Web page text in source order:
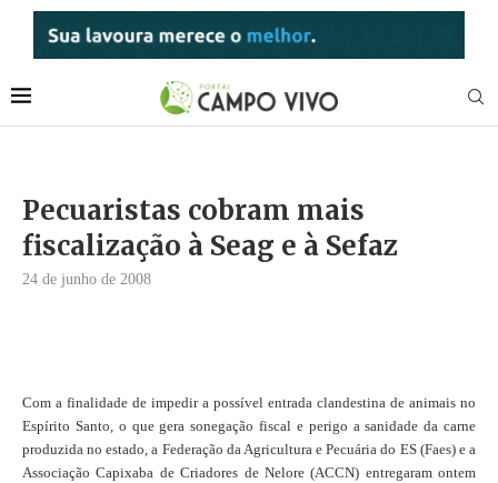
Pecuaristas cobram mais
fiscalização à Seag e à Sefaz
24 de junho de 2008
Com a finalidade de impedir a possível entrada clandestina de animais no
Espírito Santo, o que gera sonegação fiscal e perigo a sanidade da carne
produzida no estado, a Federação da Agricultura e Pecuária do ES (Faes) e a
Associação Capixaba de Criadores de Nelore (ACCN) entregaram ontem